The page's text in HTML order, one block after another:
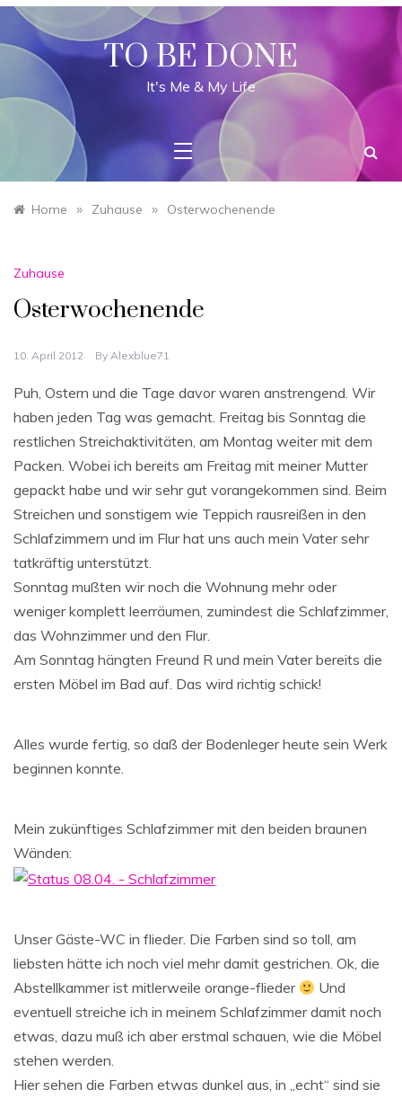
Skip
content
TO BE DONE
It's Me & My Life
Home » Zuhause » Osterwochenende
Zuhause
Osterwochenende
10. April 2012 By Alexblue71
Puh, Ostern und die Tage davor waren anstrengend. Wir
haben jeden Tag was gemacht. Freitag bis Sonntag die
restlichen Streichaktivitäten, am Montag weiter mit dem
Packen. Wobei ich bereits am Freitag mit meiner Mutter
gepackt habe und wir sehr gut vorangekommen sind. Beim
Streichen und sonstigem wie Teppich rausreißen in den
Schlafzimmern und im Flur hat uns auch mein Vater sehr
tatkräftig unterstützt.
Sonntag mußten wir noch die Wohnung mehr oder
weniger komplett leerräumen, zumindest die Schlafzimmer,
das Wohnzimmer und den Flur.
Am Sonntag hängten Freund R und mein Vater bereits die
ersten Möbel im Bad auf. Das wird richtig schick!
Alles wurde fertig, so daß der Bodenleger heute sein Werk
beginnen konnte.
Mein zukünftiges Schlafzimmer mit den beiden braunen
Wänden:
Unser Gäste-WC in flieder. Die Farben sind so toll, am
liebsten hätte ich noch viel mehr damit gestrichen. Ok, die
Abstellkammer ist mitlerweile orange-flieder
Und
eventuell streiche ich in meinem Schlafzimmer damit noch
etwas, dazu muß ich aber erstmal schauen, wie die Möbel
stehen werden.
Hier sehen die Farben etwas dunkel aus, in „echt“ sind sie